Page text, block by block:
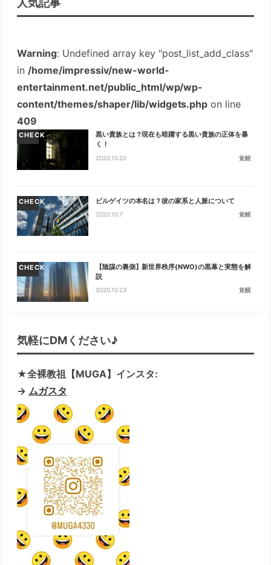
人気記事
Warning: Undefined array key "post_list_add_class"
in /home/impressiv/new-world-
entertainment.net/public_html/wp/wp-
content/themes/shaper/lib/widgets.php on line
409
CHECK
黒い貴族とは？現在も暗躍する黒い貴族の正体を暴
く！
2020.10.20 覚醒
CHECK ビルゲイツの本名は？彼の家系と人脈について
2020.10.7 覚醒
CHECK
【陰謀の裏側】新世界秩序(NWO)の黒幕と実態を解
説
2020.10.23 覚醒
気軽にDMください♪
★全裸教祖【MUGA】インスタ:
→ ムガスタ